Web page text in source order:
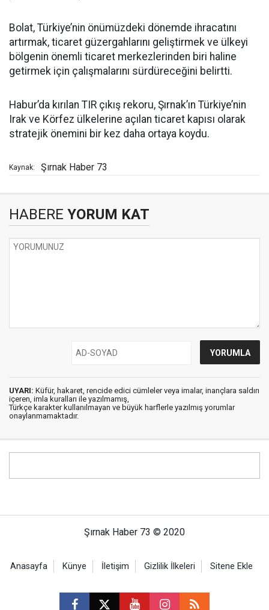
Bolat, Türkiye’nin önümüzdeki dönemde ihracatını
artırmak, ticaret güzergahlarını geliştirmek ve ülkeyi
bölgenin önemli ticaret merkezlerinden biri haline
getirmek için çalışmalarını sürdüreceğini belirtti.
Habur’da kırılan TIR çıkış rekoru, Şırnak’ın Türkiye’nin
Irak ve Körfez ülkelerine açılan ticaret kapısı olarak
stratejik önemini bir kez daha ortaya koydu.
Kaynak: Şırnak Haber 73
HABERE YORUM KAT
UYARI: Küfür, hakaret, rencide edici cümleler veya imalar, inançlara saldırı
içeren, imla kuralları ile yazılmamış,
Türkçe karakter kullanılmayan ve büyük harflerle yazılmış yorumlar
onaylanmamaktadır.
Şırnak Haber 73 © 2020
Anasayfa Künye İletişim Gizlilik İlkeleri Sitene Ekle